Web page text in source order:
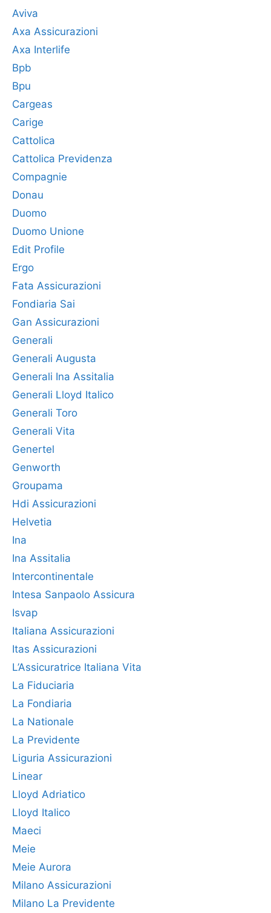
Aviva
Axa Assicurazioni
Axa Interlife
Bpb
Bpu
Cargeas
Carige
Cattolica
Cattolica Previdenza
Compagnie
Donau
Duomo
Duomo Unione
Edit Profile
Ergo
Fata Assicurazioni
Fondiaria Sai
Gan Assicurazioni
Generali
Generali Augusta
Generali Ina Assitalia
Generali Lloyd Italico
Generali Toro
Generali Vita
Genertel
Genworth
Groupama
Hdi Assicurazioni
Helvetia
Ina
Ina Assitalia
Intercontinentale
Intesa Sanpaolo Assicura
Isvap
Italiana Assicurazioni
Itas Assicurazioni
L’Assicuratrice Italiana Vita
La Fiduciaria
La Fondiaria
La Nationale
La Previdente
Liguria Assicurazioni
Linear
Lloyd Adriatico
Lloyd Italico
Maeci
Meie
Meie Aurora
Milano Assicurazioni
Milano La Previdente